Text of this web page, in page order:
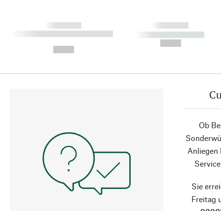
------------
----------- ----------- ----------
------------
----------- -----------
Ob
Anliegen
Sie
Freitag